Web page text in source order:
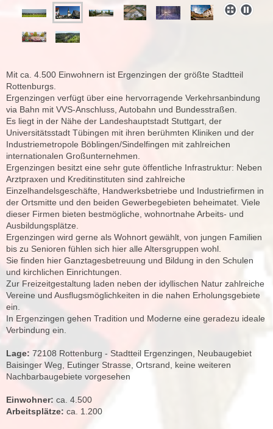
Mit ca. 4.500 Einwohnern ist Ergenzingen der größte Stadtteil
Rottenburgs.
Ergenzingen verfügt über eine hervorragende Verkehrsanbindung
via Bahn mit VVS-Anschluss, Autobahn und Bundesstraßen.
Es liegt in der Nähe der Landeshauptstadt Stuttgart, der
Universitätsstadt Tübingen mit ihren berühmten Kliniken und der
Industriemetropole Böblingen/Sindelfingen mit zahlreichen
internationalen Großunternehmen.
Ergenzingen besitzt eine sehr gute öffentliche Infrastruktur: Neben
Arztpraxen und Kreditinstituten sind zahlreiche
Einzelhandelsgeschäfte, Handwerksbetriebe und Industriefirmen in
der Ortsmitte und den beiden Gewerbegebieten beheimatet. Viele
dieser Firmen bieten bestmögliche, wohnortnahe Arbeits- und
Ausbildungsplätze.
Ergenzingen wird gerne als Wohnort gewählt, von jungen Familien
bis zu Senioren fühlen sich hier alle Altersgruppen wohl.
Sie finden hier Ganztagesbetreuung und Bildung in den Schulen
und kirchlichen Einrichtungen.
Zur Freizeitgestaltung laden neben der idyllischen Natur zahlreiche
Vereine und Ausflugsmöglichkeiten in die nahen Erholungsgebiete
ein.
In Ergenzingen gehen Tradition und Moderne eine geradezu ideale
Verbindung ein.
Lage: 72108 Rottenburg - Stadtteil Ergenzingen, Neubaugebiet
Baisinger Weg, Eutinger Strasse, Ortsrand, keine weiteren
Nachbarbaugebiete vorgesehen
Einwohner: ca. 4.500
Arbeitsplätze: ca. 1.200